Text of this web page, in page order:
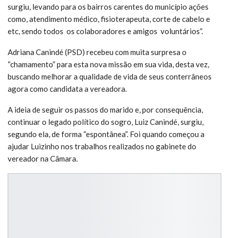
surgiu, levando para os bairros carentes do município ações
como, atendimento médico, fisioterapeuta, corte de cabelo e
etc, sendo todos os colaboradores e amigos voluntários”.
Adriana Canindé (PSD) recebeu com muita surpresa o
“chamamento” para esta nova missão em sua vida, desta vez,
buscando melhorar a qualidade de vida de seus conterrâneos
agora como candidata a vereadora.
A ideia de seguir os passos do marido e, por consequência,
continuar o legado político do sogro, Luiz Canindé, surgiu,
segundo ela, de forma “espontânea”. Foi quando começou a
ajudar Luizinho nos trabalhos realizados no gabinete do
vereador na Câmara.